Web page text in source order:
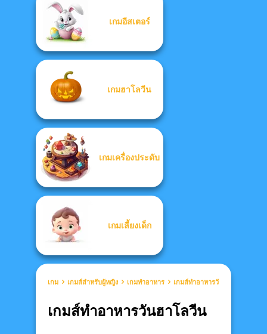
เกมอีสเตอร์
เกมฮาโลวีน
เกมเครื่องประดับ
เกมเลี้ยงเด็ก
เกม เกมส์สำหรับผู้หญิง เกมทำอาหาร เกมส์ทำอาหารวันฮาโลวีน
เกมส์ทำอาหารวันฮาโลวีน